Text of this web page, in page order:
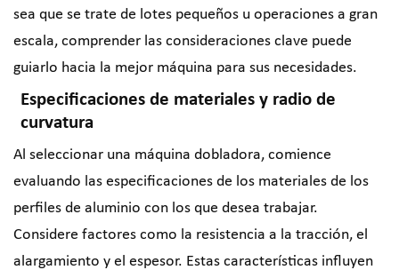
sea que se trate de lotes pequeños u operaciones a gran
escala, comprender las consideraciones clave puede
guiarlo hacia la mejor máquina para sus necesidades.
Especificaciones de materiales y radio de
curvatura
Al seleccionar una máquina dobladora, comience
evaluando las especificaciones de los materiales de los
perfiles de aluminio con los que desea trabajar.
Considere factores como la resistencia a la tracción, el
alargamiento y el espesor. Estas características influyen